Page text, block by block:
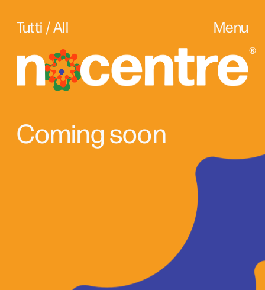
Menu
Tutti / All
Coming soon